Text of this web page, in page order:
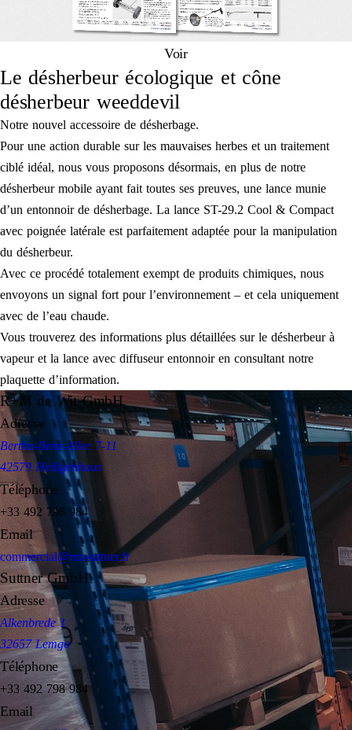
Voir
Le désherbeur écologique et cône
désherbeur weeddevil
Notre nouvel accessoire de désherbage.
Pour une action durable sur les mauvaises herbes et un traitement
ciblé idéal, nous vous proposons désormais, en plus de notre
désherbeur mobile ayant fait toutes ses preuves, une lance munie
d’un entonnoir de désherbage. La lance ST-29.2 Cool & Compact
avec poignée latérale est parfaitement adaptée pour la manipulation
du désherbeur.
Avec ce procédé totalement exempt de produits chimiques, nous
envoyons un signal fort pour l’environnement – et cela uniquement
avec de l’eau chaude.
Vous trouverez des informations plus détaillées sur le désherbeur à
vapeur et la lance avec diffuseur entonnoir en consultant notre
plaquette d’information.
R+M de Wit GmbH
Adresse
Bertha-Benz-Allee 7-11
42579 Heiligenhaus
Téléphone
+33 492 798 984
Email
commercial@rm-suttner.fr
Suttner GmbH
Adresse
Alkenbrede 1
32657 Lemgo
Téléphone
+33 492 798 984
Email